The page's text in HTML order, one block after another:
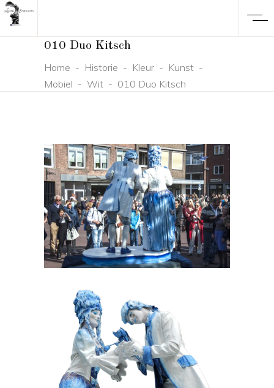
010 Duo Kitsch
Home - Historie - Kleur- Kunst-
Mobiel - Wit- 010 Duo Kitsch